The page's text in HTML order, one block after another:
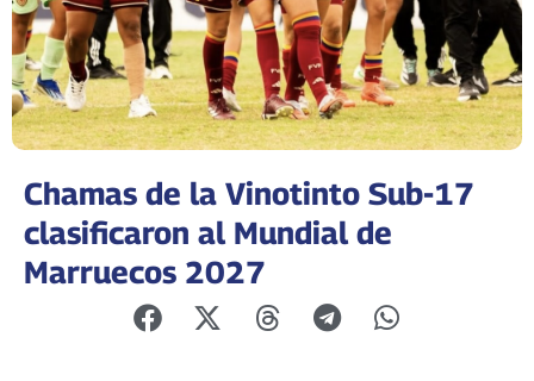
Chamas de la Vinotinto Sub-17
clasificaron al Mundial de
Marruecos 2027